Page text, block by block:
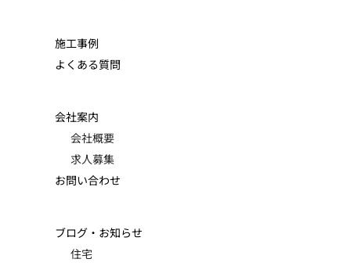
施工事例
よくある質問
会社案内
会社概要
求人募集
お問い合わせ
ブログ・お知らせ
住宅